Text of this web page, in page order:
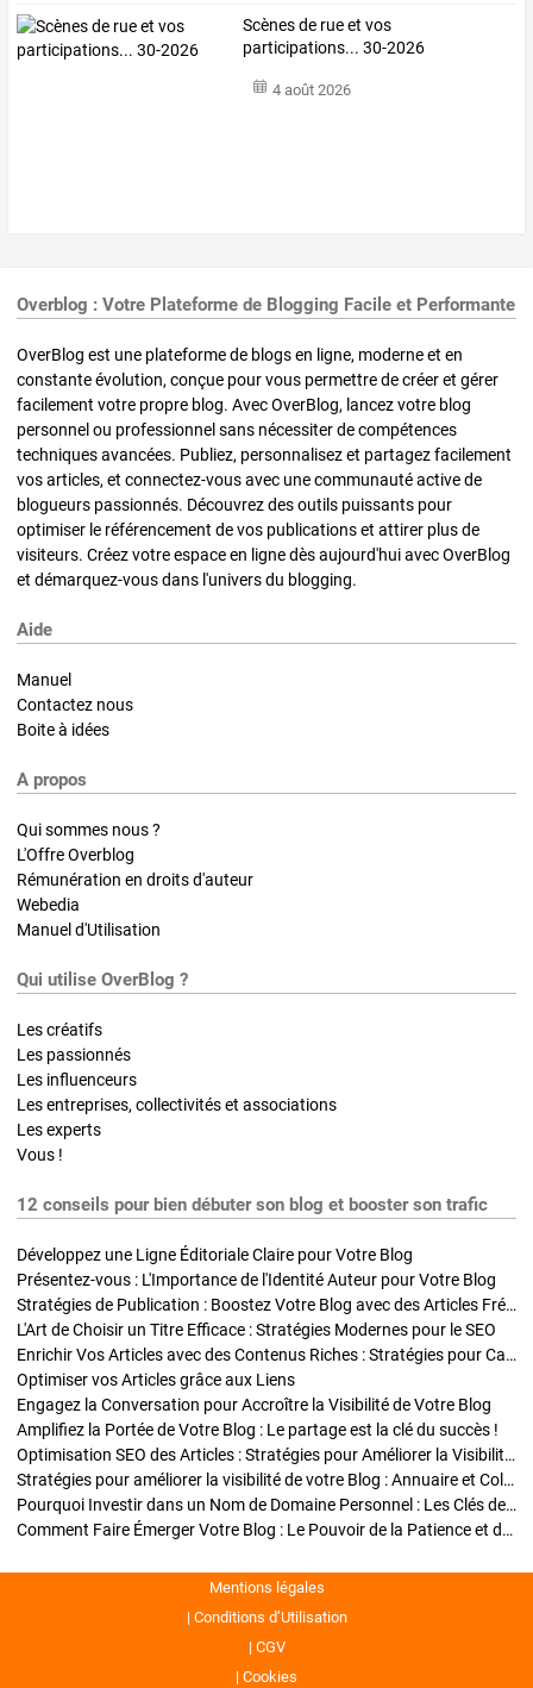
Scènes de rue et vos
participations... 30-2026
4 août 2026
Overblog : Votre Plateforme de Blogging Facile et Performante
OverBlog est une plateforme de blogs en ligne, moderne et en
constante évolution, conçue pour vous permettre de créer et gérer
facilement votre propre blog. Avec OverBlog, lancez votre blog
personnel ou professionnel sans nécessiter de compétences
techniques avancées. Publiez, personnalisez et partagez facilement
vos articles, et connectez-vous avec une communauté active de
blogueurs passionnés. Découvrez des outils puissants pour
optimiser le référencement de vos publications et attirer plus de
visiteurs. Créez votre espace en ligne dès aujourd'hui avec OverBlog
et démarquez-vous dans l'univers du blogging.
Aide
Manuel
Contactez nous
Boite à idées
A propos
Qui sommes nous ?
L'Offre Overblog
Rémunération en droits d'auteur
Webedia
Manuel d'Utilisation
Qui utilise OverBlog ?
Les créatifs
Les passionnés
Les influenceurs
Les entreprises, collectivités et associations
Les experts
Vous !
12 conseils pour bien débuter son blog et booster son trafic
Développez une Ligne Éditoriale Claire pour Votre Blog
Présentez-vous : L'Importance de l'Identité Auteur pour Votre Blog
Stratégies de Publication : Boostez Votre Blog avec des Articles Fréquents et Exclusifs
L'Art de Choisir un Titre Efficace : Stratégies Modernes pour le SEO
Enrichir Vos Articles avec des Contenus Riches : Stratégies pour Captiver et Optimiser
Optimiser vos Articles grâce aux Liens
Engagez la Conversation pour Accroître la Visibilité de Votre Blog
Amplifiez la Portée de Votre Blog : Le partage est la clé du succès !
Optimisation SEO des Articles : Stratégies pour Améliorer la Visibilité de Votre Blog
Stratégies pour améliorer la visibilité de votre Blog : Annuaire et Collaborations
Pourquoi Investir dans un Nom de Domaine Personnel : Les Clés de la Réussite de Votre Blog
Comment Faire Émerger Votre Blog : Le Pouvoir de la Patience et de la Persévérance
Mentions légales
Conditions d’Utilisation
CGV
Cookies